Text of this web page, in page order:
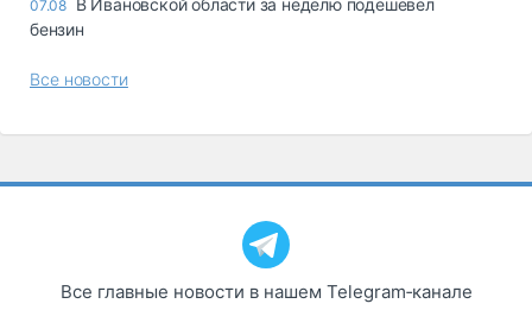
07.08 В Ивановской области за неделю подешевел
бензин
Все новости
Все главные новости в нашем Telegram‑канале